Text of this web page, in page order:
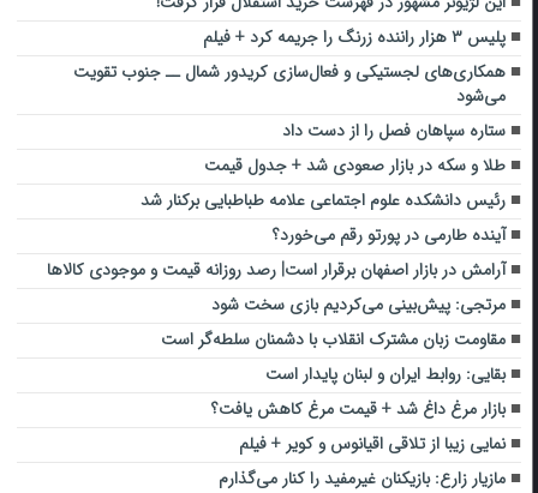
پلیس ۳ هزار راننده زرنگ را جریمه کرد + فیلم
همکاری‌های لجستیکی و فعال‌سازی کریدور شمال ــ جنوب تقویت
می‌شود
ستاره سپاهان فصل را از دست داد
طلا و سکه در بازار صعودی شد + جدول قیمت
رئیس دانشکده علوم اجتماعی علامه طباطبایی برکنار شد
آینده طارمی در پورتو رقم می‌خورد؟
آرامش در بازار اصفهان برقرار است| رصد روزانه قیمت و موجودی کالاها
مرتجی: پیش‌بینی می‌کردیم بازی سخت شود
مقاومت زبان مشترک انقلاب با دشمنان سلطه‌گر است
بقایی: روابط ایران و لبنان پایدار است
بازار مرغ داغ شد + قیمت مرغ کاهش یافت؟
نمایی زیبا از تلاقی اقیانوس و کویر + فیلم
مازیار زارع: بازیکنان غیرمفید را کنار می‌گذارم